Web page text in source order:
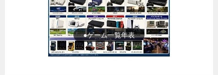
●ゲーム一覧年表